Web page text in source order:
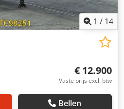
1 / 14
€ 12.900
Vaste prijs excl. btw
Bellen